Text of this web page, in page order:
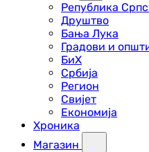
Република
Друштво
Бања Лука
Градови и
БиХ
Србија
Регион
Свијет
Економија
Хроника
Магазин